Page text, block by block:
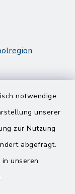
notwendige
unserer
zur Nutzung
abgefragt.
unseren
.